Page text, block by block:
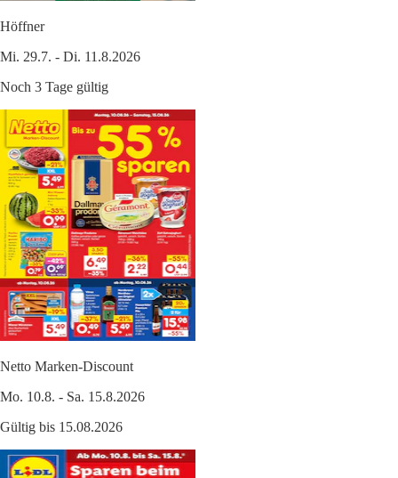
Höffner
Mi. 29.7. - Di. 11.8.2026
Noch 3 Tage gültig
Netto Marken-Discount
Mo. 10.8. - Sa. 15.8.2026
Gültig bis 15.08.2026